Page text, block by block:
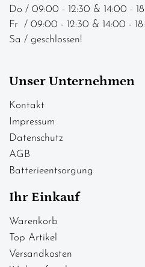
Do / 09:00 - 12:30 & 14:00 -
Fr / 09:00 - 12:30 & 14:00 -
Sa / geschlossen!
Unser Unternehmen
Kontakt
Impressum
Datenschutz
AGB
Batterieentsorgung
Ihr Einkauf
Warenkorb
Top Artikel
Versandkosten